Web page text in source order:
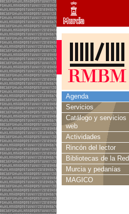
Agenda
Servicios
Catálogo y servicios
web
Actividades
Rincón del lector
Bibliotecas de la Red
Murcia y pedanías
MAGICO